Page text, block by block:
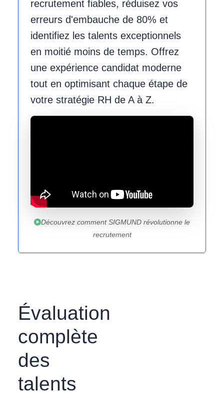
recrutement fiables, réduisez vos
erreurs d'embauche de 80% et
identifiez les talents exceptionnels
en moitié moins de temps. Offrez
une expérience candidat moderne
tout en optimisant chaque étape de
votre stratégie RH de A à Z.
Découvrez comment SIGMUND révolutionne le
recrutement
Évaluation
complète
des
talents